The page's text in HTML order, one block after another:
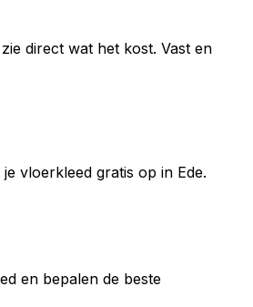
direct wat het kost. Vast en
vloerkleed gratis op in Ede.
en bepalen de beste